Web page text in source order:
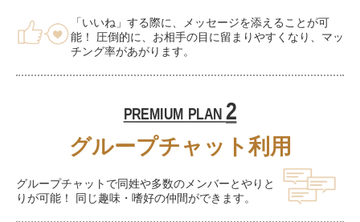
「いいね」する際に、メッセージを添えることが可
能！ 圧倒的に、お相手の目に留まりやすくなり、マッ
チング率があがります。
PREMIUM PLAN 2
グループチャット利用
グループチャットで同姓や多数のメンバーとやりと
りが可能！ 同じ趣味・嗜好の仲間ができます。